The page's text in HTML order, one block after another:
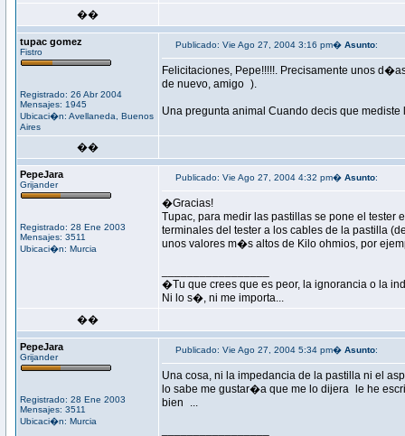
��
tupac gomez
Fistro
Registrado: 26 Abr 2004
Mensajes: 1945
Ubicaci�n: Avellaneda, Buenos
Aires
Publicado: Vie Ago 27, 2004 3:16 pm� Asunto:
Felicitaciones, Pepe!!!!!. Precisamente unos
de nuevo, amigo ).
Una pregunta animal Cuando decis que
��
PepeJara
Grijander
Registrado: 28 Ene 2003
Mensajes: 3511
Ubicaci�n: Murcia
Publicado: Vie Ago 27, 2004 4:32 pm� Asunto:
�Gracias!
Tupac, para medir las pastillas se pone el
terminales del tester a los cables de la pastilla
unos valores m�s altos de Kilo ohmios, por
�Tu que crees que es peor, la ignorancia o la
Ni lo s�, ni me importa...
��
PepeJara
Grijander
Registrado: 28 Ene 2003
Mensajes: 3511
Ubicaci�n: Murcia
Publicado: Vie Ago 27, 2004 5:34 pm� Asunto:
Una cosa, ni la impedancia de la pastilla ni el
lo sabe me gustar�a que me lo dijera
le he
bien
...